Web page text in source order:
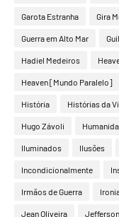
Garota Estranha Gira
Guerra em Alto Mar
Hadiel Medeiros
Heaven [Mundo Paralelo]
História Histórias da
Hugo Závoli
Iluminados Ilusões
Incondicionalmente
Irmãos de Guerra
Jean Oliveira